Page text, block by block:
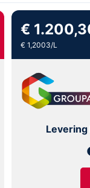
€
€ 1,2003/L